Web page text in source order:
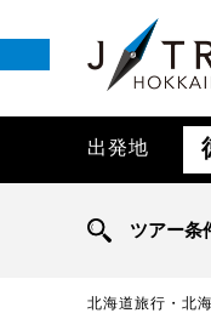
出発地
ツアー条
北海道旅行・北